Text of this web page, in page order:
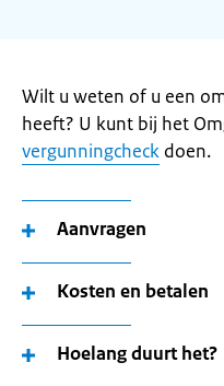
Wilt u weten of u een
heeft? U kunt bij het
vergunningcheck doen.
Aanvragen
Kosten en betalen
Hoelang duurt het?